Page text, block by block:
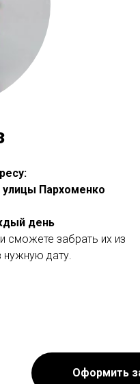
улицы Пархоменко
день
сможете забрать их из
нужную дату.
Оформить